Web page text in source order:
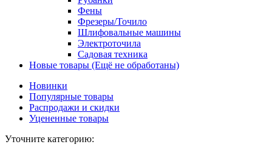
Фены
Фрезеры/Точило
Шлифовальные машины
Электроточила
Садовая техника
Новые товары (Ещё не обработаны)
Новинки
Популярные товары
Распродажи и скидки
Уцененные товары
Уточните категорию: